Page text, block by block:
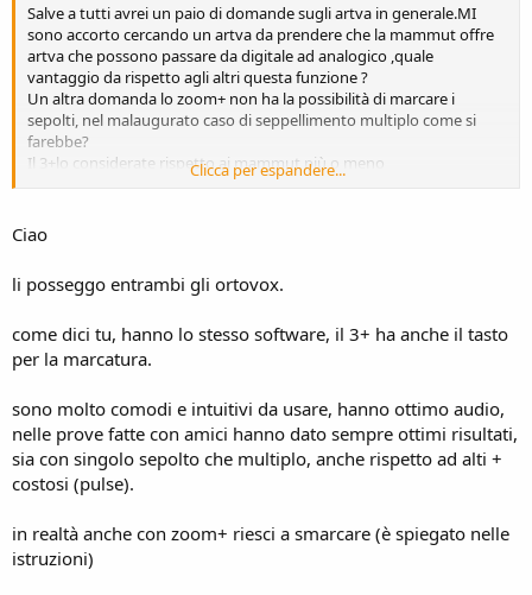
Salve a tutti avrei un paio di domande sugli artva in generale.MI
sono accorto cercando un artva da prendere che la mammut offre
artva che possono passare da digitale ad analogico ,quale
vantaggio da rispetto agli altri questa funzione ?
Un altra domanda lo zoom+ non ha la possibilità di marcare i
sepolti, nel malaugurato caso di seppellimento multiplo come si
farebbe?
Il 3+lo considerate rispetto ai mammut più o meno
performante(ovviamente a parità di categoria)?
Grazie a tutti in anticipo
Clicca per espandere...
Ciao
li posseggo entrambi gli ortovox.
come dici tu, hanno lo stesso software, il 3+ ha anche il tasto
per la marcatura.
sono molto comodi e intuitivi da usare, hanno ottimo audio,
nelle prove fatte con amici hanno dato sempre ottimi risultati,
sia con singolo sepolto che multiplo, anche rispetto ad alti +
costosi (pulse).
in realtà anche con zoom+ riesci a smarcare (è spiegato nelle
istruzioni)